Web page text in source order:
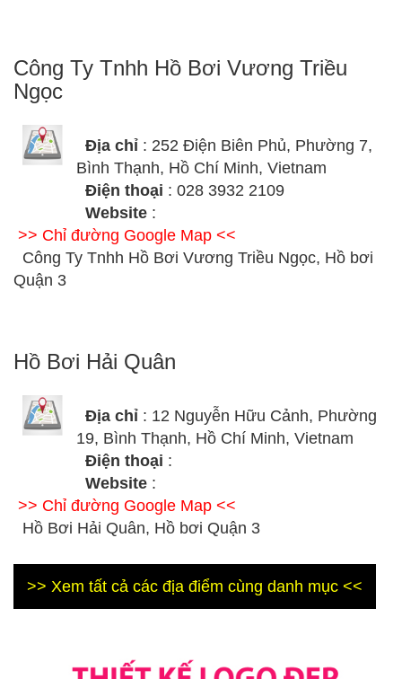
Công Ty Tnhh Hồ Bơi Vương Triều
Ngọc
Địa chỉ : 252 Điện Biên Phủ, Phường 7,
Bình Thạnh, Hồ Chí Minh, Vietnam
Điện thoại : 028 3932 2109
Website :
>> Chỉ đường Google Map <<
Công Ty Tnhh Hồ Bơi Vương Triều Ngọc, Hồ bơi
Quận 3
Hồ Bơi Hải Quân
Địa chỉ : 12 Nguyễn Hữu Cảnh, Phường
19, Bình Thạnh, Hồ Chí Minh, Vietnam
Điện thoại :
Website :
>> Chỉ đường Google Map <<
Hồ Bơi Hải Quân, Hồ bơi Quận 3
>> Xem tất cả các địa điểm cùng danh mục <<